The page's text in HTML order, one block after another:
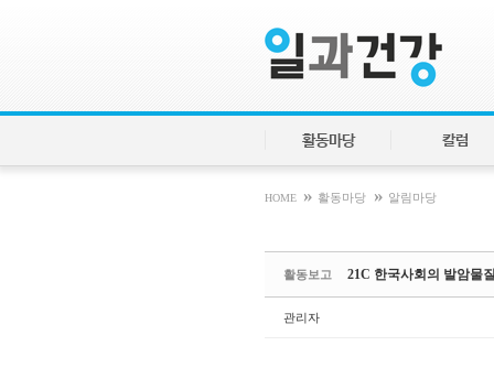
활동마당 칼럼
HOME » 활동마당 » 알림마당
활동보고 21C 한국사회의 발암물
관리자